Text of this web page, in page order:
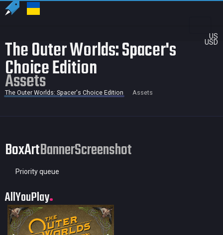
US
USD
The Outer Worlds: Spacer's
Choice Edition
Assets
The Outer Worlds: Spacer's Choice Edition Assets
BoxArtBannerScreenshot
Priority queue
AllYouPlay